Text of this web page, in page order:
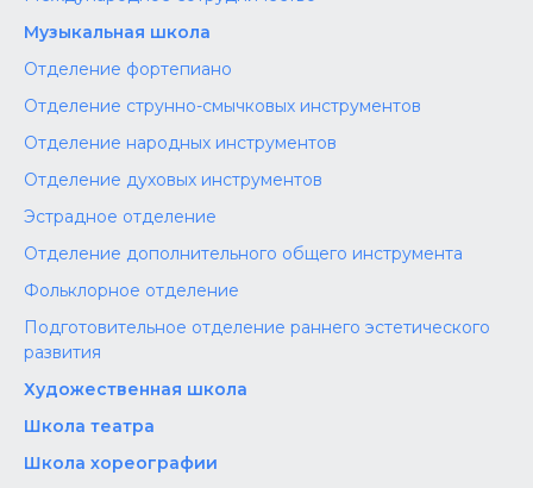
Музыкальная школа
Отделение фортепиано
Отделение струнно-смычковых инструментов
Отделение народных инструментов
Отделение духовых инструментов
Эстрадное отделение
Отделение дополнительного общего инструмента
Фольклорное отделение
Подготовительное отделение раннего эстетического
развития
Художественная школа
Школа‌‌‌‌ театра
Школа хореографии